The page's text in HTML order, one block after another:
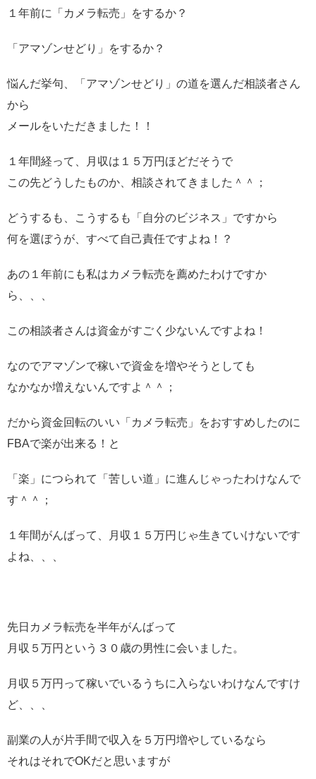
１年前に「カメラ転売」をするか？
「アマゾンせどり」をするか？
悩んだ挙句、「アマゾンせどり」の道を選んだ相談者さん
から
メールをいただきました！！
１年間経って、月収は１５万円ほどだそうで
この先どうしたものか、相談されてきました＾＾；
どうするも、こうするも「自分のビジネス」ですから
何を選ぼうが、すべて自己責任ですよね！？
あの１年前にも私はカメラ転売を薦めたわけですか
ら、、、
この相談者さんは資金がすごく少ないんですよね！
なのでアマゾンで稼いで資金を増やそうとしても
なかなか増えないんですよ＾＾；
だから資金回転のいい「カメラ転売」をおすすめしたのに
FBAで楽が出来る！と
「楽」につられて「苦しい道」に進んじゃったわけなんで
す＾＾；
１年間がんばって、月収１５万円じゃ生きていけないです
よね、、、
先日カメラ転売を半年がんばって
月収５万円という３０歳の男性に会いました。
月収５万円って稼いでいるうちに入らないわけなんですけ
ど、、、
副業の人が片手間で収入を５万円増やしているなら
それはそれでOKだと思いますが